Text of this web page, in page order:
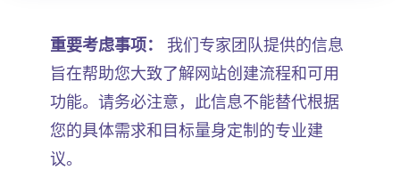
重要考虑事项：
我们专家团队提供的信息
旨在帮助您大致了解网站创建流程和可用
功能。请务必注意，此信息不能替代根据
您的具体需求和目标量身定制的专业建
议。